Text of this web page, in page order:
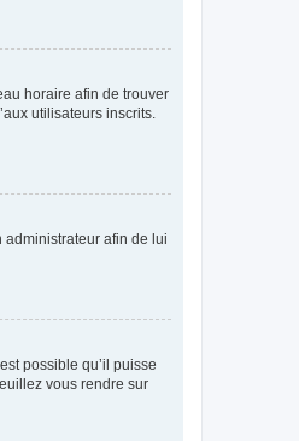
horaire afin de trouver
utilisateurs inscrits.
administrateur afin de lui
possible qu’il puisse
vous rendre sur